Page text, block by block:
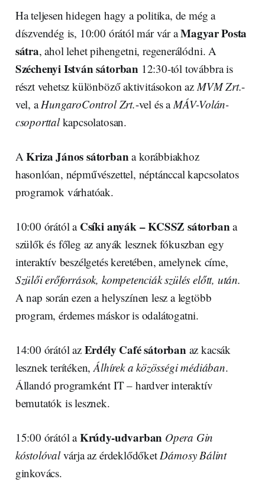
Ha teljesen hidegen hagy a politika, de még a
díszvendég is, 10:00 órától már vár aMagyar Posta
sátra, ahol lehet pihengetni, regenerálódni. A
Széchenyi István sátorban 12:30-tól továbbra is
részt vehetsz különböző aktivitásokon az MVM Zrt.-
vel, aHungaroControl Zrt.-vel és a MÁV-Volán-
csoporttalkapcsolatosan.
AKriza János sátorbana korábbiakhoz
hasonlóan, népművészettel, néptánccal kapcsolatos
programok várhatóak.
10:00 órától a Csíki anyák – KCSSZ sátorbana
szülők és főleg az anyák lesznek fókuszban egy
interaktív beszélgetés keretében, amelynek címe,
Szülői erőforrások, kompetenciák szülés előtt, után.
A nap során ezen a helyszínen lesz a legtöbb
program, érdemes máskor is odalátogatni.
14:00 órától az Erdély Café sátorban az kacsák
lesznek terítéken,Álhírek a közösségi médiában.
Állandó programként IT – hardver interaktív
bemutatók is lesznek.
15:00 órától aKrúdy-udvarban Opera Gin
kóstolóvalvárja az érdeklődőket Dámosy Bálint
ginkovács.